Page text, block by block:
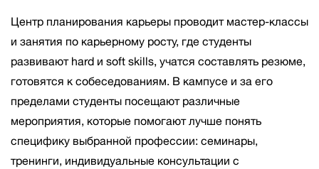
Центр планирования карьеры проводит мастер-классы
и занятия по карьерному росту, где студенты
развивают hard и soft skills, учатся составлять резюме,
готовятся к собеседованиям. В кампусе и за его
пределами студенты посещают различные
мероприятия, которые помогают лучше понять
специфику выбранной профессии: семинары,
тренинги, индивидуальные консультации с